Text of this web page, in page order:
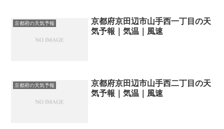
京都府の天気予報
京都府京田辺市山手西一丁目の天
気予報｜気温｜風速
京都府の天気予報
京都府京田辺市山手西二丁目の天
気予報｜気温｜風速